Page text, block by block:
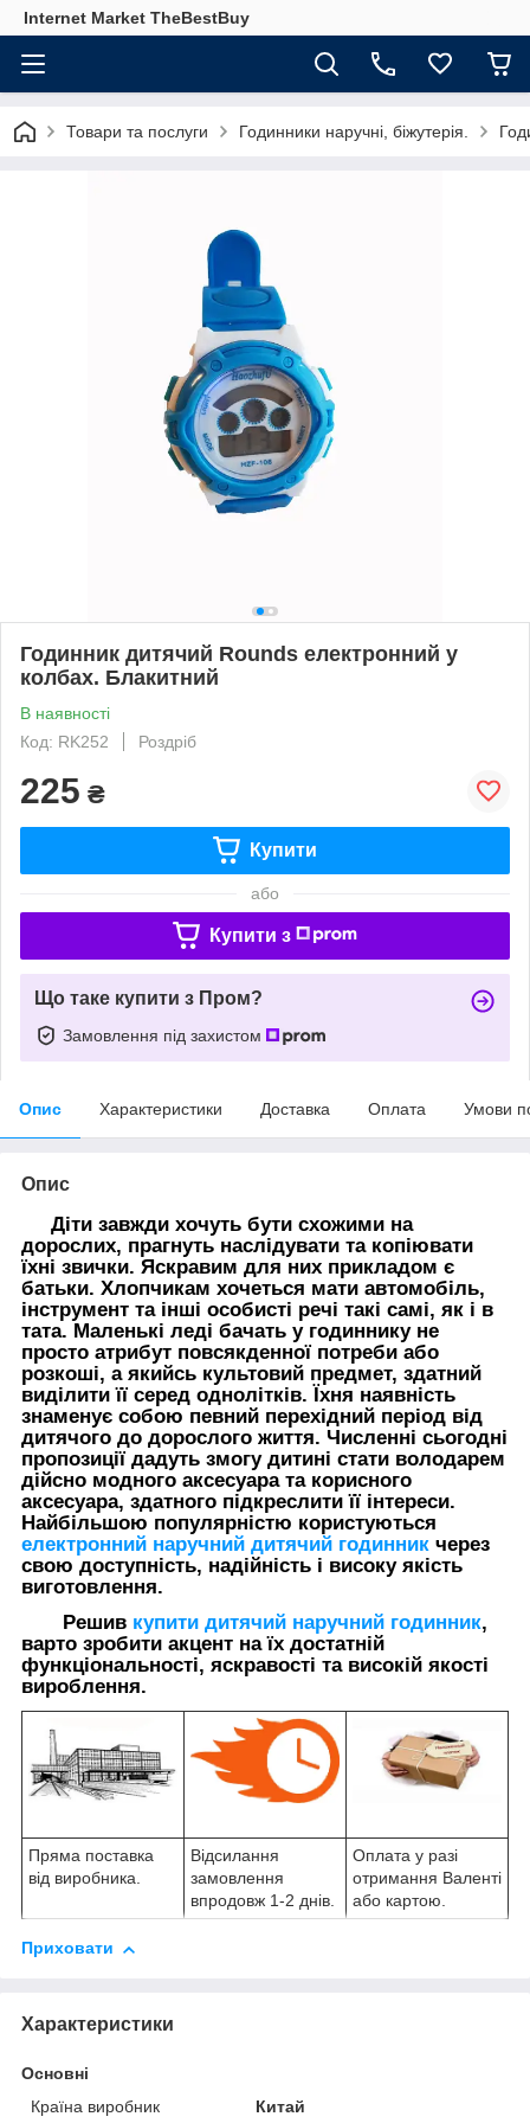
Internet Market TheBestBuy
Товари та послуги Годинники наручні, біжутерія.
Годинник дитячий Rounds електронний у
колбах. Блакитний
В наявності
Код: RK252
Роздріб
225 ₴
Купити
або
Купити з
Що таке купити з Пром?
Замовлення під захистом
Опис Характеристики Доставка Оплата Умови
Опис
Діти завжди хочуть бути схожими на
дорослих, прагнуть наслідувати та копіювати
їхні звички. Яскравим для них прикладом є
батьки. Хлопчикам хочеться мати автомобіль,
інструмент та інші особисті речі такі самі, як і в
тата. Маленькі леді бачать у годиннику не
просто атрибут повсякденної потреби або
розкоші, а якийсь культовий предмет, здатний
виділити її серед однолітків. Їхня наявність
знаменує собою певний перехідний період від
дитячого до дорослого життя. Численні сьогодні
пропозиції дадуть змогу дитині стати володарем
дійсно модного аксесуара та корисного
аксесуара, здатного підкреслити її інтереси.
Найбільшою популярністю користуються
електронний наручний дитячий годинник через
свою доступність, надійність і високу якість
виготовлення.
Решив купити дитячий наручний годинник,
варто зробити акцент на їх достатній
функціональності, яскравості та високій якості
вироблення.
Пряма поставка
від виробника.
Відсилання
замовлення
впродовж 1-2 днів.
Оплата у разі
отримання Валенті
або картою.
Приховати
Характеристики
Основні
Країна виробник
Китай